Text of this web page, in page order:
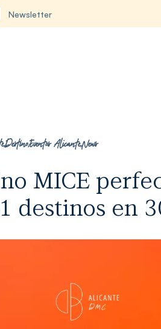
Newsletter
,Destino,Eventos Alicante,News
MICE
destinos en